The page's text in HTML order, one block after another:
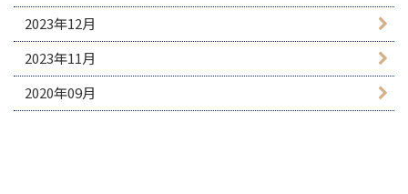
2023年12月
2023年11月
2020年09月